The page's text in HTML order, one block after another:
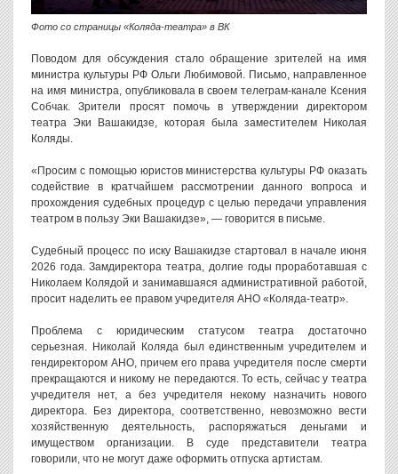
Фото со страницы «Коляда-театра» в ВК
Поводом для обсуждения стало обращение зрителей на имя
министра культуры РФ Ольги Любимовой. Письмо, направленное
на имя министра, опубликовала в своем телеграм-канале Ксения
Собчак. Зрители просят помочь в утверждении директором
театра Эки Вашакидзе, которая была заместителем Николая
Коляды.
«Просим с помощью юристов министерства культуры РФ оказать
содействие в кратчайшем рассмотрении данного вопроса и
прохождения судебных процедур с целью передачи управления
театром в пользу Эки Вашакидзе», — говорится в письме.
Судебный процесс по иску Вашакидзе стартовал в начале июня
2026 года. Замдиректора театра, долгие годы проработавшая с
Николаем Колядой и занимавшаяся административной работой,
просит наделить ее правом учредителя АНО «Коляда-театр».
Проблема с юридическим статусом театра достаточно
серьезная. Николай Коляда был единственным учредителем и
гендиректором АНО, причем его права учредителя после смерти
прекращаются и никому не передаются. То есть, сейчас у театра
учредителя нет, а без учредителя некому назначить нового
директора. Без директора, соответственно, невозможно вести
хозяйственную деятельность, распоряжаться деньгами и
имуществом организации. В суде представители театра
говорили, что не могут даже оформить отпуска артистам.